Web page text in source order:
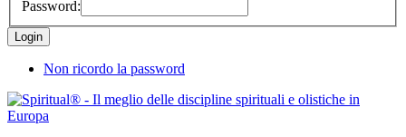
Password:
Non ricordo la password